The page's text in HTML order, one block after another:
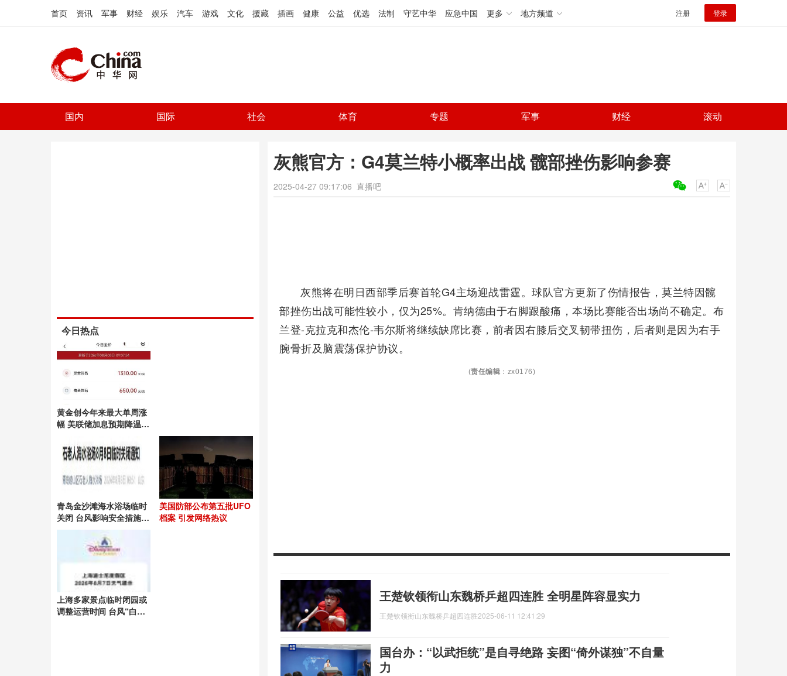
首页 资讯 军事 财经 娱乐 汽车 游戏 文化 援藏 插画 健康 公益 优选 法制 守艺中华 应急中国 更多 地方频道 注册 登录
国内 国际 社会 体育 专题 军事 财经 滚动
灰熊官方：G4莫兰特小概率出战 髋部挫伤影响参赛
2025-04-27 09:17:06 直播吧
灰熊将在明日西部季后赛首轮G4主场迎战雷霆。球队官方更新了伤情报告，莫兰特因髋
部挫伤出战可能性较小，仅为25%。肯纳德由于右脚跟酸痛，本场比赛能否出场尚不确定。布
兰登-克拉克和杰伦-韦尔斯将继续缺席比赛，前者因右膝后交叉韧带扭伤，后者则是因为右手
腕骨折及脑震荡保护协议。
(责任编辑 ：zx0176)
王楚钦领衔山东魏桥乒超四连胜 全明星阵容显实力
王楚钦领衔山东魏桥乒超四连胜2025-06-11 12:41:29
国台办：“以武拒统”是自寻绝路 妄图“倚外谋独”不自量
力
今日热点
黄金创今年来最大单周涨
幅 美联储加息预期降温助
青岛金沙滩海水浴场临时
关闭 台风影响安全措施升
级
美国防部公布第五批UFO
档案 引发网络热议
上海多家景点临时闭园或
调整运营时间 台风“白海